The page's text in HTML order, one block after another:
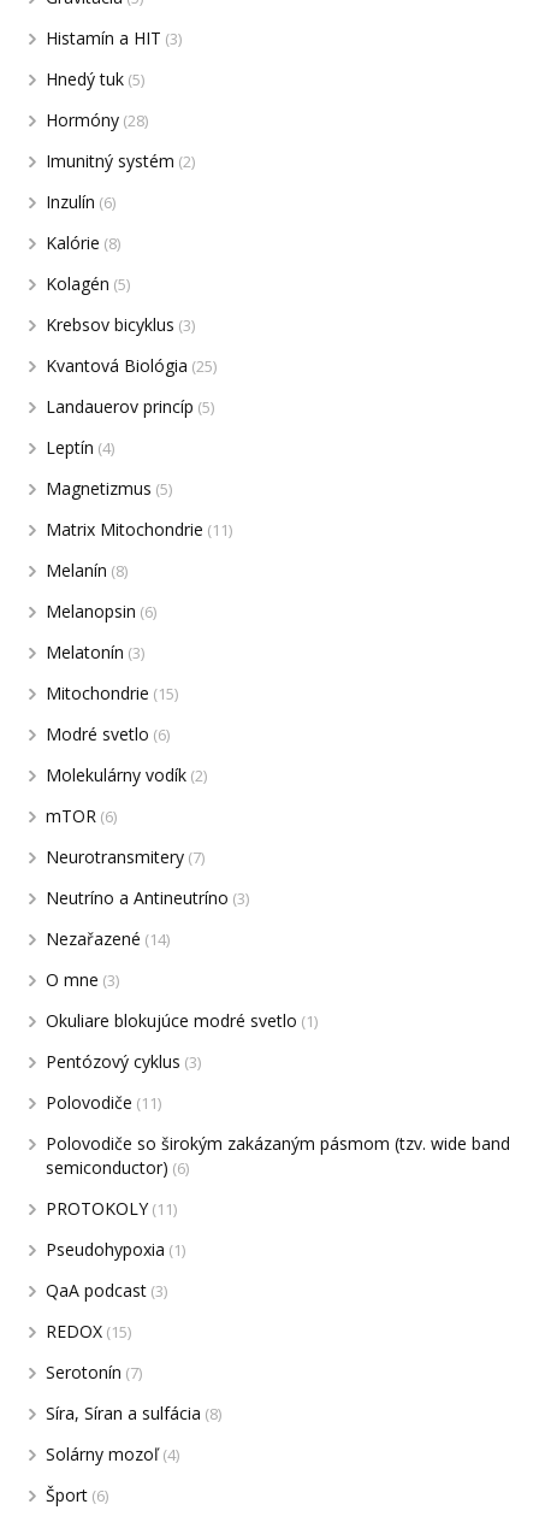
Histamín a HIT (3)
Hnedý tuk (5)
Hormóny (28)
Imunitný systém (2)
Inzulín (6)
Kalórie (8)
Kolagén (5)
Krebsov bicyklus (3)
Kvantová Biológia (25)
Landauerov princíp (5)
Leptín (4)
Magnetizmus (5)
Matrix Mitochondrie (11)
Melanín (8)
Melanopsin (6)
Melatonín (3)
Mitochondrie (15)
Modré svetlo (6)
Molekulárny vodík (2)
mTOR (6)
Neurotransmitery (7)
Neutríno a Antineutríno (3)
Nezařazené (14)
O mne (3)
Okuliare blokujúce modré svetlo (1)
Pentózový cyklus (3)
Polovodiče (11)
Polovodiče so širokým zakázaným pásmom (tzv. wide band
semiconductor) (6)
PROTOKOLY(11)
Pseudohypoxia (1)
QaA podcast (3)
REDOX (15)
Serotonín (7)
Síra, Síran a sulfácia (8)
Solárny mozoľ(4)
Šport (6)